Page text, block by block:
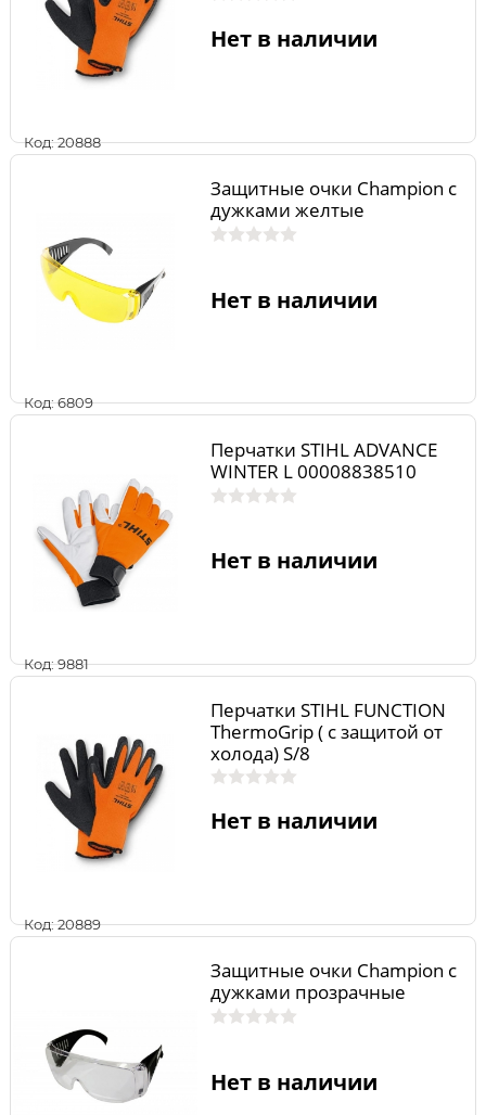
Код: 20888
Нет в наличии
Код: 6809
Защитные очки Champion с
дужками желтые
Нет в наличии
Код: 9881
Перчатки STIHL ADVANCE
WINTER L 00008838510
Нет в наличии
Код: 20889
Перчатки STIHL FUNCTION
ThermoGrip ( с защитой от
холода) S/8
Нет в наличии
Защитные очки Champion с
дужками прозрачные
Нет в наличии